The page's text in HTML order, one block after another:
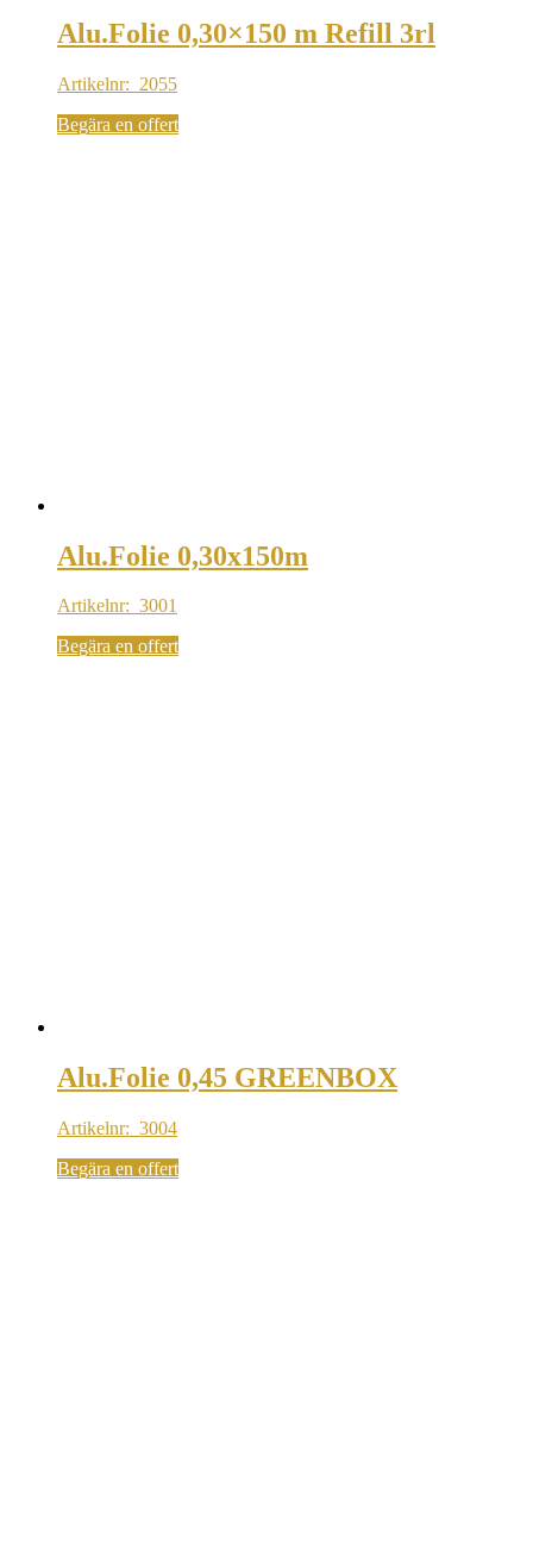
Alu.Folie 0,30×150 m Refill 3rl
Artikelnr: 2055
Begära en offert
Alu.Folie 0,30x150m
Artikelnr: 3001
Begära en offert
Alu.Folie 0,45 GREENBOX
Artikelnr: 3004
Begära en offert